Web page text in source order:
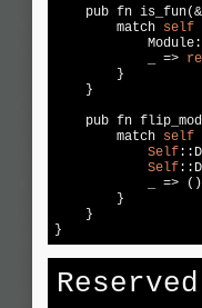
    pub fn is_fun(&
        match
self
            _ =>
        }
    }
pub fn
        match
self
Self
Self
_ =>
        }
    }
}
Reserved